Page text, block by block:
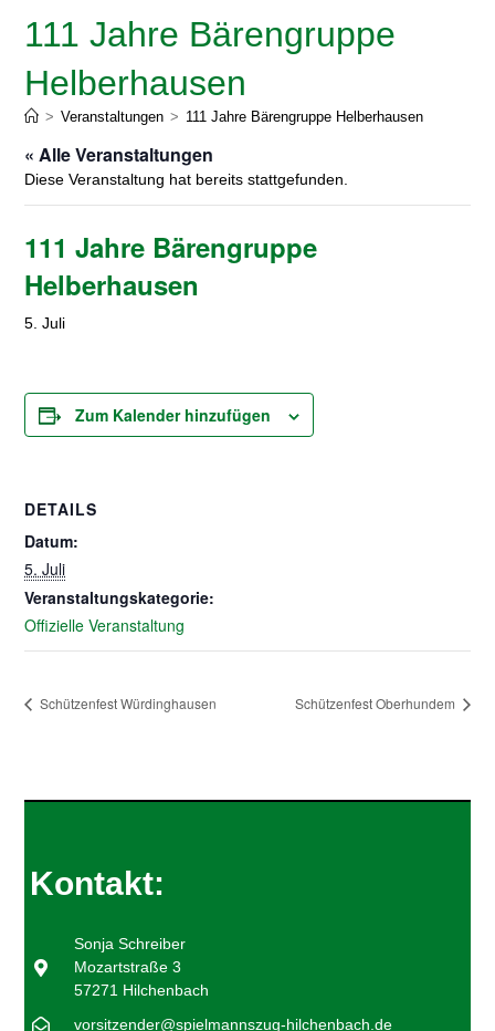
111 Jahre Bärengruppe
Helberhausen
> Veranstaltungen > 111 Jahre Bärengruppe Helberhausen
« Alle Veranstaltungen
Diese Veranstaltung hat bereits stattgefunden.
111 Jahre Bärengruppe
Helberhausen
5. Juli
Zum Kalender hinzufügen
DETAILS
Datum:
5. Juli
Veranstaltungskategorie:
Offizielle Veranstaltung
Schützenfest Würdinghausen Schützenfest Oberhundem
Kontakt:
Sonja Schreiber
Mozartstraße 3
57271 Hilchenbach
vorsitzender@spielmannszug-hilchenbach.de